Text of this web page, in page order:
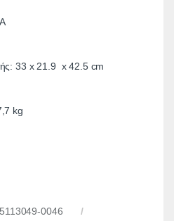
33 x 21.9 x 42.5 cm
kg
0046